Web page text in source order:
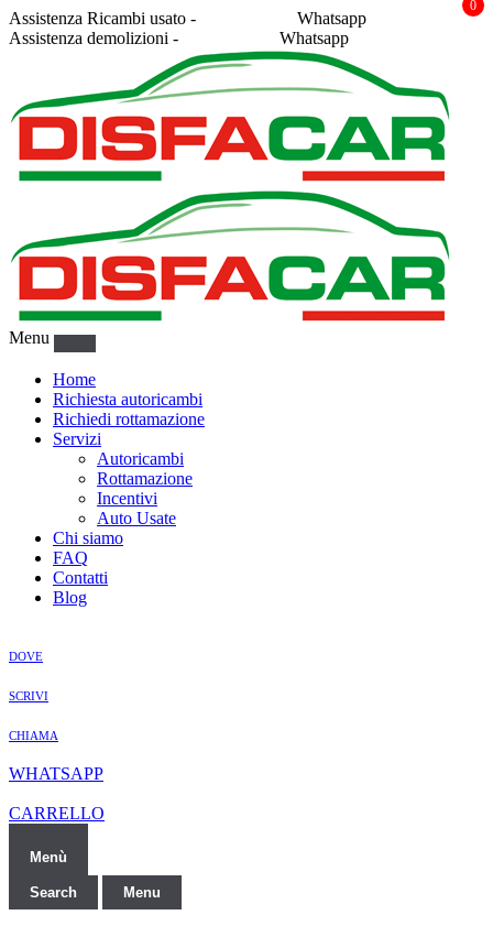
Assistenza Ricambi usato -
Whatsapp
Assistenza demolizioni -
Whatsapp
Menu
Home
Richiesta autoricambi
Richiedi rottamazione
Servizi
Autoricambi
Rottamazione
Incentivi
Auto Usate
Chi siamo
FAQ
Contatti
Blog
DOVE
SCRIVI
CHIAMA
WHATSAPP
0
CARRELLO
Menù
Search Menu